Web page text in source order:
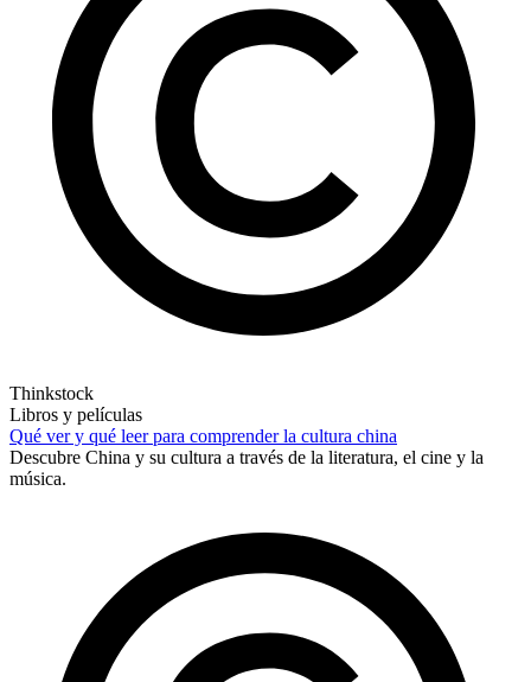
Thinkstock
Libros y películas
Qué ver y qué leer para comprender la cultura china
Descubre China y su cultura a través de la literatura, el cine y la
música.